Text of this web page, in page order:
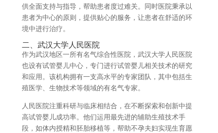
供全面支持与指导，帮助患者度过难关。同时医院秉承以
患者为中心的原则，提供贴心的服务，让患者在舒适的环
境中进行治疗。
二、武汉大学人民医院
作为武汉地区一所有名气综合性医院，武汉大学人民医院
也设有试管婴儿中心，专门进行试管婴儿相关技术的研究
和应用。该机构拥有一支高水平的专家团队，其中包括生
殖医学、生物技术等领域的有名气专家。
人民医院注重科研与临床相结合，在不断探索和创新中提
高试管婴儿成功率。他们运用最先进的辅助生殖技术手
段，如体内授精和胚胎移植等，帮助不孕夫妇实现生育愿